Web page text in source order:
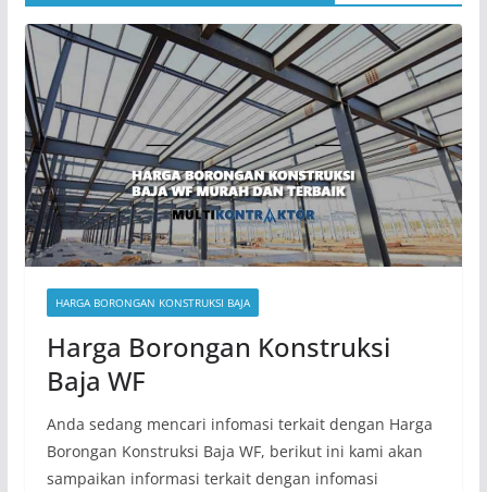
HARGA BORONGAN KONSTRUKSI BAJA
Harga Borongan Konstruksi
Baja WF
Anda sedang mencari infomasi terkait dengan Harga
Borongan Konstruksi Baja WF, berikut ini kami akan
sampaikan informasi terkait dengan infomasi